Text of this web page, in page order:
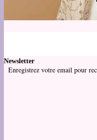
Newsletter
Enregistrez votre email pour